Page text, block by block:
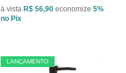
à vista R$ 56,90 economize 5%
no Pix
LANÇAMENTO